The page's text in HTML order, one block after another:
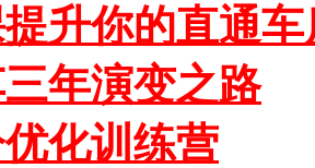
升你的直通
年演变之路
化训练营